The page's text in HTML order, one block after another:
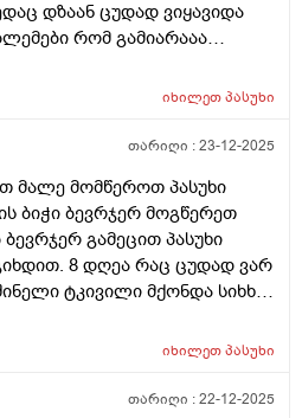
დზაან ცუდად ვიყავიდა
რომ გამიარააა
ასულიიყო?? პირველ ი
თვალი და პლუს მეწვებოდა
არ გამიარა მერე
უბრალოდ სიმძიმის გრძნობა
გავიდა აგარ ამტკიებია
ესე რო მქონდა
ლევომეციტინის წვეთები
შიგნითა მხარეს
ჩაიშვი შეიძლება
იხილეთპასუხი
თარიღი :23-12-2025
მალე მომწეროთ პასუხი
ბიჭი ბევრჯერ მოგწერეთ
გამეცით პასუხი
8 დღეა რაც ცუდად ვარ
ტკივილი მქონდა სიხხე
მოგწერეთ ასევე ვსვავდი
და შესასხმელად ტანტუმ
იხილეთპასუხი
თარიღი :22-12-2025